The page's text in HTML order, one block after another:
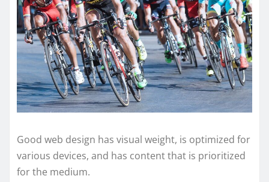
Good web design has visual weight, is optimized for
various devices, and has content that is prioritized
for the medium.